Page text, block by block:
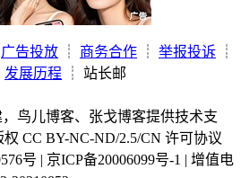
广告投放 ┊ 商务合作 ┊ 举报投诉 ┊
发展历程 ┊ 站长邮
鸟儿博客、张戈博客提供技术支
CC BY-NC-ND/2.5/CN 许可协议
号 | 京ICP备20006099号-1 | 增值电